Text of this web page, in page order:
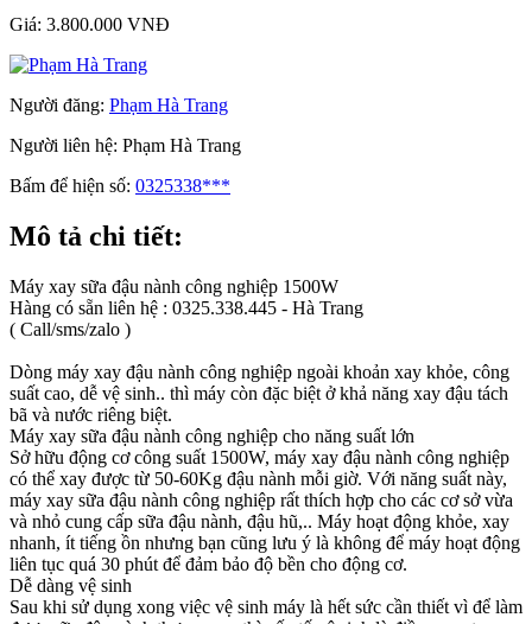
Giá: 3.800.000 VNĐ
Người đăng: Phạm Hà Trang
Người liên hệ: Phạm Hà Trang
Bấm để hiện số: 0325338***
Mô tả chi tiết:
Máy xay sữa đậu nành công nghiệp 1500W
Hàng có sẵn liên hệ : 0325.338.445 - Hà Trang
( Call/sms/zalo )
Dòng máy xay đậu nành công nghiệp ngoài khoản xay khỏe, công
suất cao, dễ vệ sinh.. thì máy còn đặc biệt ở khả năng xay đậu tách
bã và nước riêng biệt.
Máy xay sữa đậu nành công nghiệp cho năng suất lớn
Sở hữu động cơ công suất 1500W, máy xay đậu nành công nghiệp
có thể xay được từ 50-60Kg đậu nành mỗi giờ. Với năng suất này,
máy xay sữa đậu nành công nghiệp rất thích hợp cho các cơ sở vừa
và nhỏ cung cấp sữa đậu nành, đậu hũ,.. Máy hoạt động khỏe, xay
nhanh, ít tiếng ồn nhưng bạn cũng lưu ý là không để máy hoạt động
liên tục quá 30 phút để đảm bảo độ bền cho động cơ.
Dễ dàng vệ sinh
Sau khi sử dụng xong việc vệ sinh máy là hết sức cần thiết vì để làm